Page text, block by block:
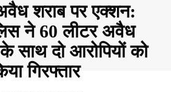
शराब पर एक्शन:
ने 60 लीटर अवैध
साथ दो आरोपियों को
गिरफ्तार